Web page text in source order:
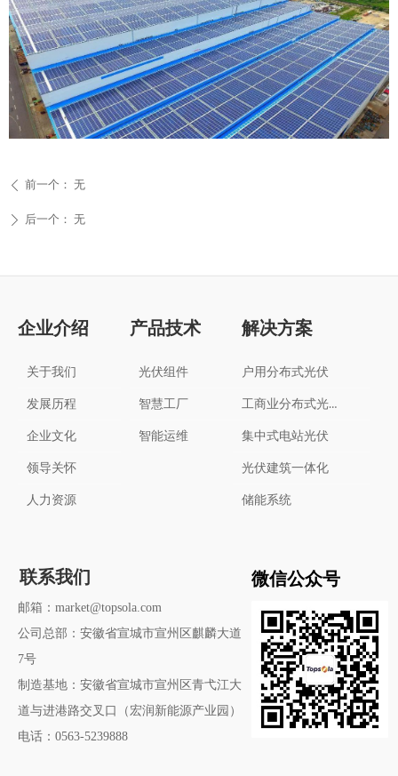
ꄴ 前一个： 无
ꄲ 后一个： 无
企业介绍
关于我们
发展历程
企业文化
领导关怀
人力资源
产品技术
光伏组件
智慧工厂
智能运维
解决方案
户用分布式光伏
工商业分布式光伏
集中式电站光伏
光伏建筑一体化
储能系统
联系我们
邮箱：market@topsola.com
公司总部：安徽省宣城市宣州区麒麟大道
7号
制造基地：安徽省宣城市宣州区青弋江大
道与进港路交叉口（宏润新能源产业园）
电话：0563-5239888
微信公众号